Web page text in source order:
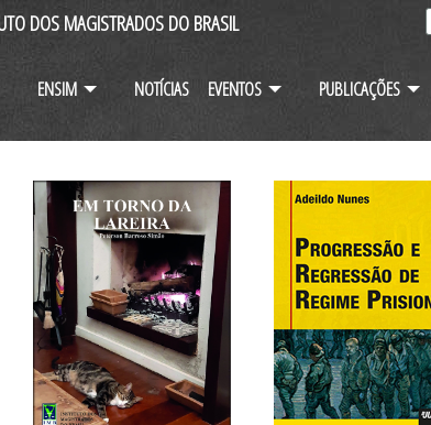
DOS MAGISTRADOS DO BRASIL
ENSIM NOTÍCIAS EVENTOS PUBLICAÇÕES